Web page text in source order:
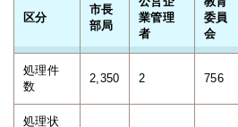
区分
市長
部局
業管理
者
委員
会
処理件
数
2,350 2 756
処理状